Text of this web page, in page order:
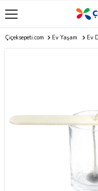
Çiçeksepeti.com Ev Yaşam Ev